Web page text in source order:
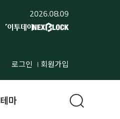
2026.08.09
로그인 회원가입
테마